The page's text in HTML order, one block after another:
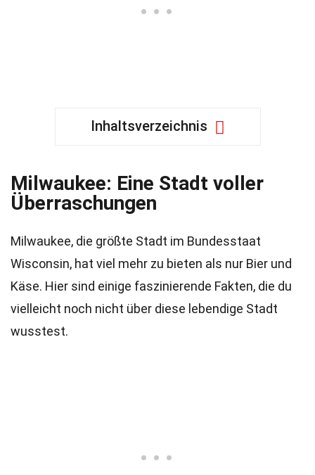
Inhaltsverzeichnis
Milwaukee: Eine Stadt voller
Überraschungen
Milwaukee, die größte Stadt im Bundesstaat
Wisconsin, hat viel mehr zu bieten als nur Bier und
Käse. Hier sind einige faszinierende Fakten, die du
vielleicht noch nicht über diese lebendige Stadt
wusstest.